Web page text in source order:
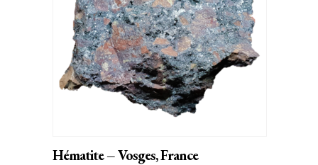
AJOUTER AU PANIER
Hématite – Vosges, France